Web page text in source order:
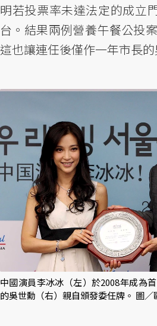
明若投票率未達法定的成立
台。結果兩例營養午餐公投
這也讓連任後僅作一年市長
中國演員李冰冰（左）於2008年成為
的吳世勳（右）親自頒發委任牌。 圖／